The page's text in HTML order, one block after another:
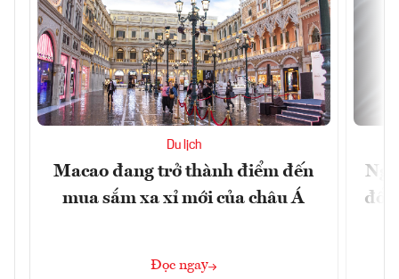
Du lịch
Macao đang trở thành điểm đến
mua sắm xa xỉ mới của châu Á
Đọc ngay
đổi